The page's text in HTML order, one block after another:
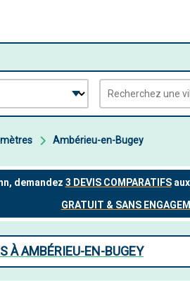
Ambérieu-en-Bugey
À AMBÉRIEU-EN-BUGEY